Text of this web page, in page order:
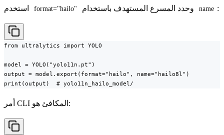
format="hailo" name :
from ultralytics import YOLO
model = YOLO("yolo11n.pt")
output = model.export(format="hailo", name="hailo8l")
print(output)  # yolo11n_hailo_model/
أمر CLI المكافئ هو: